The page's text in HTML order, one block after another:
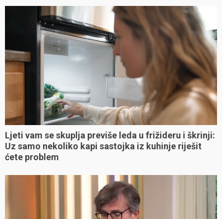
Ljeti vam se skuplja previše leda u frižideru i škrinji:
Uz samo nekoliko kapi sastojka iz kuhinje riješit
ćete problem